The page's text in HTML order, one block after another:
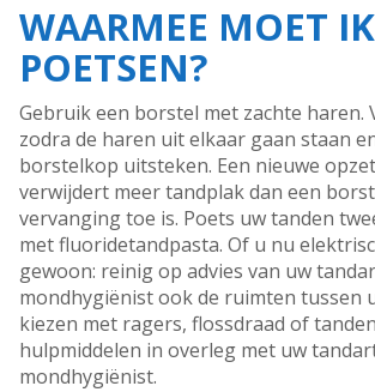
WAARMEE MOET IK
POETSEN?
Gebruik een borstel met zachte haren.
zodra de haren uit elkaar gaan staan
borstelkop uitsteken. Een nieuwe
verwijdert meer tandplak dan een
vervanging toe is. Poets uw tanden
met fluoridetandpasta. Of u nu
gewoon: reinig op advies van uw
mondhygiënist ook de ruimten tussen
kiezen met ragers, flossdraad of
hulpmiddelen in overleg met uw
mondhygiënist.